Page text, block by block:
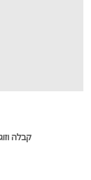
קבלה